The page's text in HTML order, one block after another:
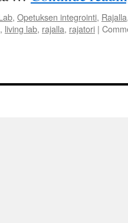
, Opetuksen integrointi, Rajalla
, living lab, rajalla, rajatori |